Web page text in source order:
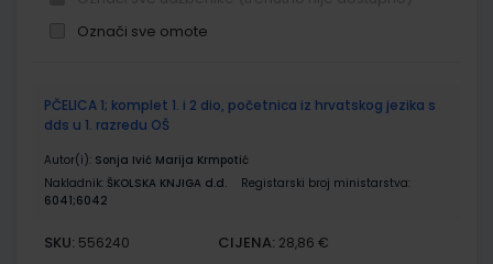
Označi sve omote
proizvodi
PČELICA 1; komplet 1. i 2 dio, početnica iz hrvatskog jezika s
dds u 1. razredu OŠ
Autor(i): Sonja Ivić Marija Krmpotić
Nakladnik: ŠKOLSKA KNJIGA d.d.
Registarski broj ministarstva:
6041;6042
SKU: 556240 CIJENA: 28,86 €